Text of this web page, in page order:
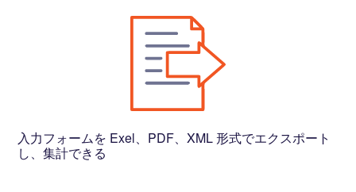
入力フォームを Exel、PDF、XML 形式でエクスポート
し、集計できる